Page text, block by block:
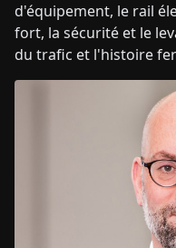
d'équipement, le rail
fort, la sécurité et le
du trafic et l'histoire